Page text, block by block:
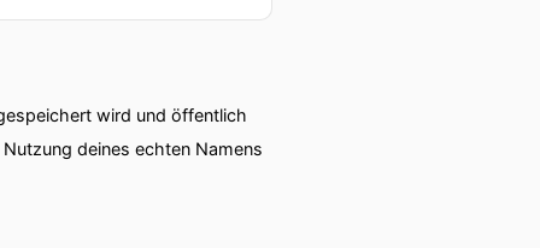
wird und öffentlich
deines echten Namens